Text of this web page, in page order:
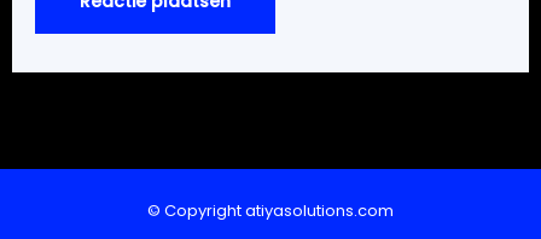
© Copyright atiyasolutions.com